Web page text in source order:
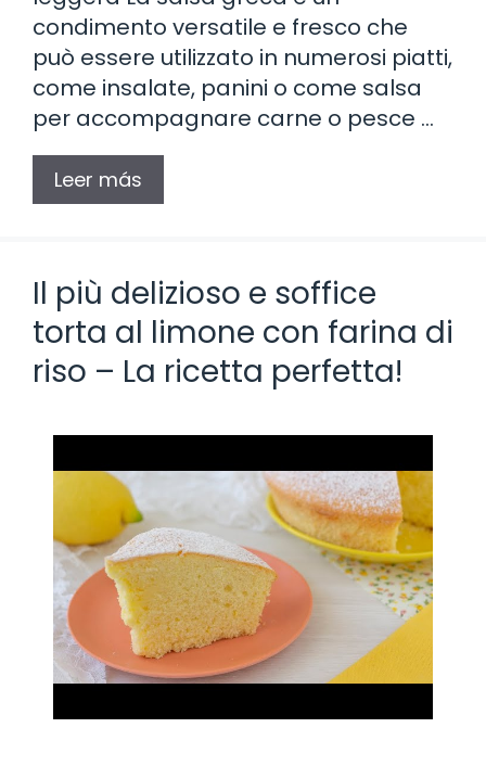
condimento versatile e fresco che
può essere utilizzato in numerosi piatti,
come insalate, panini o come salsa
per accompagnare carne o pesce …
Leer más
Il ​​più delizioso e soffice
torta al limone con farina di
riso – La ricetta perfetta!